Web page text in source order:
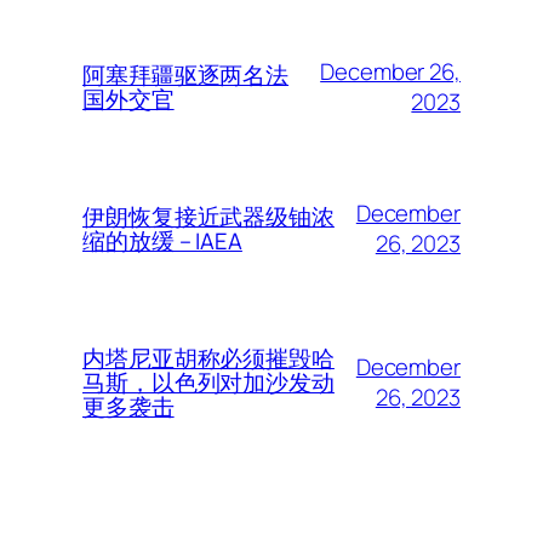
阿塞拜疆驱逐两名法
国外交官
December 26,
2023
伊朗恢复接近武器级铀浓
缩的放缓 – IAEA
December
26, 2023
内塔尼亚胡称必须摧毁哈
马斯，以色列对加沙发动
更多袭击
December
26, 2023